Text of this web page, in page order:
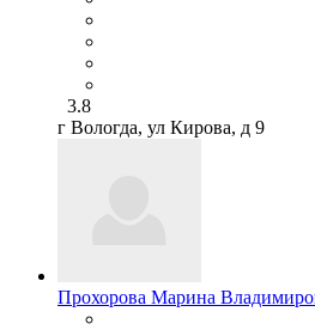
3.8
г Вологда, ул Кирова, д 9
Прохорова Марина